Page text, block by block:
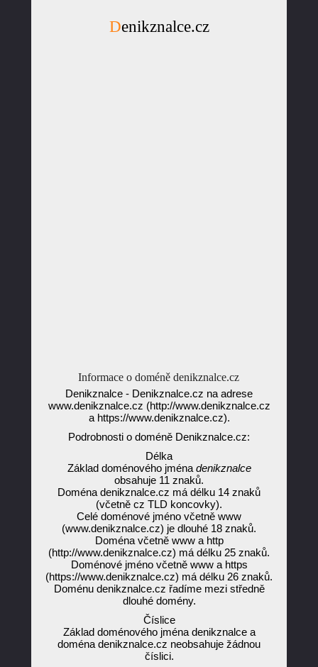
Denikznalce.cz
Informace o doméně denikznalce.cz
Denikznalce - Denikznalce.cz na adrese
www.denikznalce.cz (http://www.denikznalce.cz
a https://www.denikznalce.cz).
Podrobnosti o doméně Denikznalce.cz:
Délka
Základ doménového jména denikznalce
obsahuje 11 znaků.
Doména denikznalce.cz má délku 14 znaků
(včetně cz TLD koncovky).
Celé doménové jméno včetně www
(www.denikznalce.cz) je dlouhé 18 znaků.
Doména včetně www a http
(http://www.denikznalce.cz) má délku 25 znaků.
Doménové jméno včetně www a https
(https://www.denikznalce.cz) má délku 26 znaků.
Doménu denikznalce.cz řadíme mezi středně
dlouhé domény.
Číslice
Základ doménového jména denikznalce a
doména denikznalce.cz neobsahuje žádnou
číslici.